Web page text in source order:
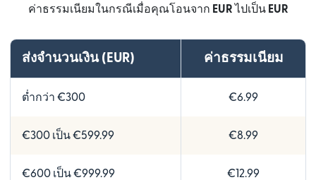
ค่าธรรมเนียมในกรณีเมื่อคุณโอนจาก EURไปเป็น EUR
ส่งจำนวนเงิน (EUR) ค่าธรรมเนียม
ต่ำกว่า €300 €6.99
€300 เป็น €599.99 €8.99
€600 เป็น €999.99 €12.99